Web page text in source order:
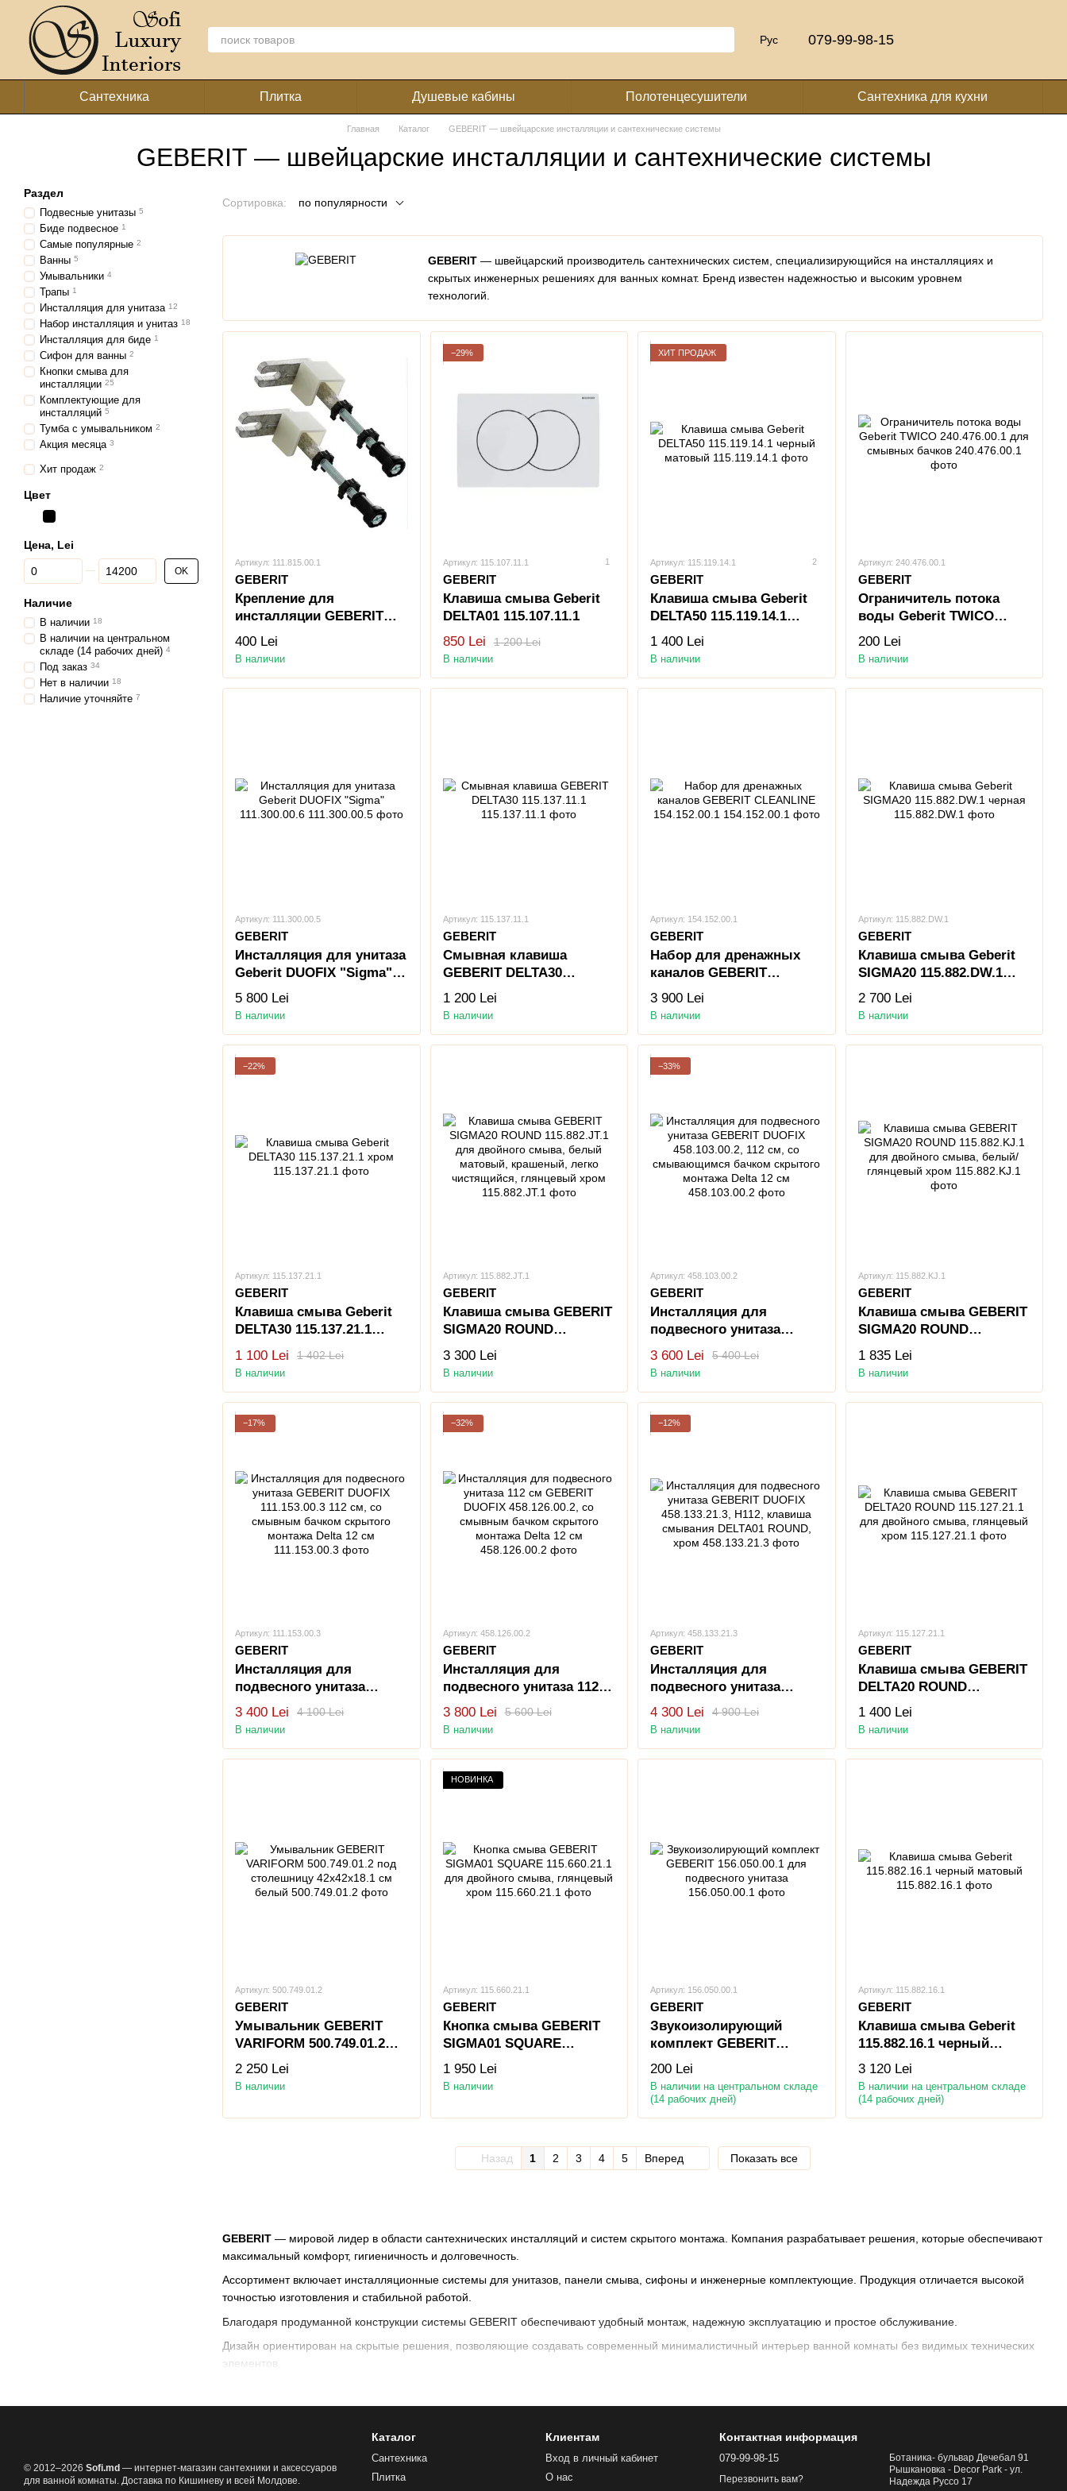
Перейти к основному контенту
Рус 079-99-98-15
Сантехника Плитка Душевые кабины Полотенцесушители Сантехника для кухни
Главная Каталог GEBERIT — швейцарские инсталляции и сантехнические системы
GEBERIT — швейцарские инсталляции и сантехнические системы
Сортировка: по популярности
GEBERIT — мировой лидер в области сантехнических инсталляций и систем скрытого монтажа. Компания разрабатывает решения, которые обеспечивают
максимальный комфорт, гигиеничность и долговечность.
Ассортимент включает инсталляционные системы для унитазов, панели смыва, сифоны и инженерные комплектующие. Продукция отличается высокой
точностью изготовления и стабильной работой.
Благодаря продуманной конструкции системы GEBERIT обеспечивают удобный монтаж, надежную эксплуатацию и простое обслуживание.
Дизайн ориентирован на скрытые решения, позволяющие создавать современный минималистичный интерьер ванной комнаты без видимых технических
элементов.
GEBERIT — швейцарский производитель сантехнических систем, специализирующийся на инсталляциях и
скрытых инженерных решениях для ванных комнат. Бренд известен надежностью и высоким уровнем
технологий.
Артикул: 111.815.00.1
GEBERIT
Крепление для
инсталляции GEBERIT
111.815.00.1
400 Lei
В наличии
−29%
Артикул: 115.107.11.1 1
GEBERIT
Клавиша смыва Geberit
DELTA01 115.107.11.1
1 200 Lei
850 Lei
В наличии
ХИТ ПРОДАЖ
Артикул: 115.119.14.1 2
GEBERIT
Клавиша смыва Geberit
DELTA50 115.119.14.1
черный матовый
1 400 Lei
В наличии
Артикул: 240.476.00.1
GEBERIT
Ограничитель потока
воды Geberit TWICO
240.476.00.1 для
смывных бачков
200 Lei
В наличии
Артикул: 111.300.00.5
GEBERIT
Инсталляция для унитаза
Geberit DUOFIX "Sigma"
111.300.00.6
5 800 Lei
В наличии
Артикул: 115.137.11.1
GEBERIT
Смывная клавиша
GEBERIT DELTA30
115.137.11.1
1 200 Lei
В наличии
Артикул: 154.152.00.1
GEBERIT
Набор для дренажных
каналов GEBERIT
CLEANLINE 154.152.00.1
3 900 Lei
В наличии
Артикул: 115.882.DW.1
GEBERIT
Клавиша смыва Geberit
SIGMA20 115.882.DW.1
черная
2 700 Lei
В наличии
−22%
Артикул: 115.137.21.1
GEBERIT
Клавиша смыва Geberit
DELTA30 115.137.21.1
хром
1 402 Lei
1 100 Lei
В наличии
Артикул: 115.882.JT.1
GEBERIT
Клавиша смыва GEBERIT
SIGMA20 ROUND
115.882.JT.1 для двойного
смыва, белый матовый,
чистящийся, глянцевый
хром
3 300 Lei
В наличии
−33%
Артикул: 458.103.00.2
GEBERIT
Инсталляция для
подвесного унитаза
GEBERIT DUOFIX
458.103.00.2, 112 см, со
скрытого монтажа Delta
12 см
5 400 Lei
3 600 Lei
В наличии
Артикул: 115.882.KJ.1
GEBERIT
Клавиша смыва GEBERIT
SIGMA20 ROUND
115.882.KJ.1 для
двойного смыва, белый/
1 835 Lei
В наличии
−17%
Артикул: 111.153.00.3
GEBERIT
Инсталляция для
подвесного унитаза
GEBERIT DUOFIX
111.153.00.3 112 см, со
скрытого монтажа Delta
4 100 Lei
3 400 Lei
В наличии
−32%
Артикул: 458.126.00.2
GEBERIT
Инсталляция для
подвесного унитаза 112
см GEBERIT DUOFIX
458.126.00.2, со смывным
монтажа Delta 12 см
5 600 Lei
3 800 Lei
В наличии
−12%
Артикул: 458.133.21.3
GEBERIT
Инсталляция для
подвесного унитаза
GEBERIT DUOFIX
458.133.21.3, H112,
DELTA01 ROUND, хром
4 900 Lei
4 300 Lei
В наличии
Артикул: 115.127.21.1
GEBERIT
Клавиша смыва GEBERIT
DELTA20 ROUND
115.127.21.1 для двойного
смыва, глянцевый хром
1 400 Lei
В наличии
Артикул: 500.749.01.2
GEBERIT
Умывальник GEBERIT
VARIFORM 500.749.01.2
под столешницу
42x42x18.1 см белый
2 250 Lei
В наличии
НОВИНКА
Артикул: 115.660.21.1
GEBERIT
Кнопка смыва GEBERIT
SIGMA01 SQUARE
115.660.21.1 для двойного
смыва, глянцевый хром
1 950 Lei
В наличии
Артикул: 156.050.00.1
GEBERIT
Звукоизолирующий
комплект GEBERIT
156.050.00.1 для
подвесного унитаза
200 Lei
В наличии на центральном складе
(14 рабочих дней)
Артикул: 115.882.16.1
GEBERIT
Клавиша смыва Geberit
115.882.16.1 черный
матовый
3 120 Lei
В наличии на центральном складе
(14 рабочих дней)
Назад 1 2 3 4 5 Вперед Показать все
Раздел
Подвесные унитазы 5
Биде подвесное 1
Самые популярные 2
Ванны 5
Умывальники 4
Трапы 1
Инсталляция для унитаза 12
Набор инсталляция и унитаз 18
Инсталляция для биде 1
Сифон для ванны 2
Кнопки смыва для
инсталляции 25
Комплектующие для
инсталляций 5
Тумба с умывальником 2
Акция месяца 3
Хит продаж 2
Цвет
Цена, Lei
От Цена, Lei
До Цена, Lei OK
Наличие
В наличии 18
В наличии на центральном
складе (14 рабочих дней) 4
Под заказ 34
Нет в наличии 18
Наличие уточняйте 7
© 2012–2026 Sofi.md — интернет-магазин сантехники и аксессуаров
для ванной комнаты. Доставка по Кишиневу и всей Молдове.
Каталог
Сантехника
Плитка
Клиентам
Вход в личный кабинет
О нас
Контактная информация
079-99-98-15
Перезвонить вам?
Ботаника- бульвар Дечебал 91
Рышкановка - Decor Park - ул.
Надежда Руссо 17